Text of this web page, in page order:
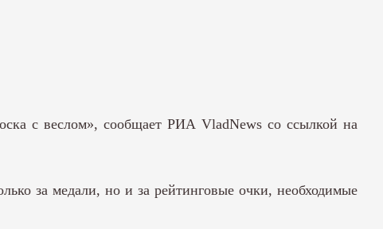
с веслом», сообщает РИА VladNews со ссылкой на
за медали, но и за рейтинговые очки, необходимые